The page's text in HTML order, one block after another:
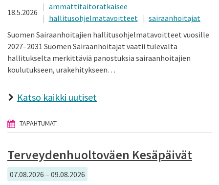
18.5.2026
ammattitaitoratkaisee
hallitusohjelmatavoitteet
sairaanhoitajat
Suomen Sairaanhoitajien hallitusohjelmatavoitteet vuosille
2027–2031 Suomen Sairaanhoitajat vaatii tulevalta
hallitukselta merkittäviä panostuksia sairaanhoitajien
koulutukseen, urakehitykseen…
Katso kaikki uutiset
TAPAHTUMAT
Terveydenhuoltoväen Kesäpäivät
07.08.2026 – 09.08.2026